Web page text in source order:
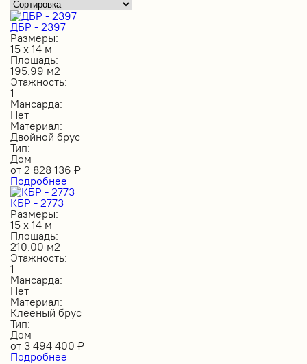
ДБР - 2397
Размеры:
15 х 14 м
Площадь:
195.99 м2
Этажность:
1
Мансарда:
Нет
Материал:
Двойной брус
Тип:
Дом
от 2 828 136 ₽
Подробнее
КБР - 2773
Размеры:
15 х 14 м
Площадь:
210.00 м2
Этажность:
1
Мансарда:
Нет
Материал:
Клееный брус
Тип:
Дом
от 3 494 400 ₽
Подробнее